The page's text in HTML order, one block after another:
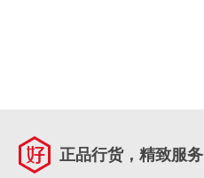
正品行货，精致服务